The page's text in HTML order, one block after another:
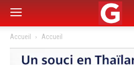
Accueil Accueil